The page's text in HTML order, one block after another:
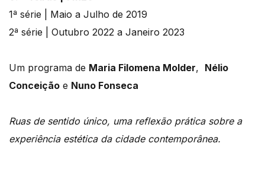
1ª série | Maio a Julho de 2019
2ª série | Outubro 2022 a Janeiro 2023
Um programa de Maria Filomena Molder, Nélio
Conceição e Nuno Fonseca
Ruas de sentido único, uma reflexão prática sobre a
experiência estética da cidade contemporânea.